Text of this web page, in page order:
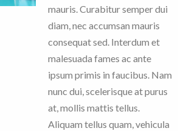
mauris. Curabitur semper dui
diam, nec accumsan mauris
consequat sed. Interdum et
malesuada fames ac ante
ipsum primis in faucibus. Nam
nunc dui, scelerisque at purus
at, mollis mattis tellus.
Aliquam tellus quam, vehicula